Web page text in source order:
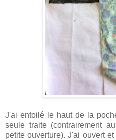
J'ai entoilé le haut de la
seule traite (contrairement
petite ouverture). J'ai ouvert